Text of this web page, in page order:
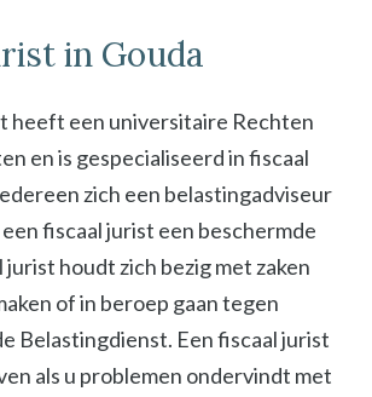
in Gouda
heeft een universitaire Rechten
en is gespecialiseerd in fiscaal
zich een belastingadviseur
een fiscaal jurist een beschermde
houdt zich bezig met zaken
of in beroep gaan tegen
Belastingdienst. Een fiscaal jurist
als u problemen ondervindt met